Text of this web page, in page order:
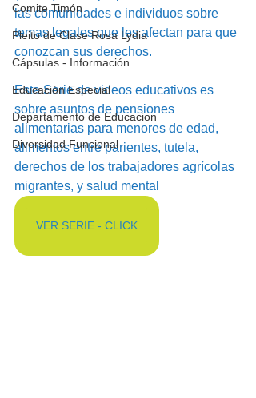
Comite Timón
Pleito de Clase Rosa Lydia
Cápsulas - Información
Educación Especial
Departamento de Educacion
Diversidad Funcional
las comunidades e individuos sobre
temas legales que les afectan para que
conozcan sus derechos.
Esta Serie de videos educativos es
sobre asuntos de pensiones
alimentarias para menores de edad,
alimentos entre parientes, tutela,
derechos de los trabajadores agrícolas
migrantes, y salud mental
VER SERIE - CLICK